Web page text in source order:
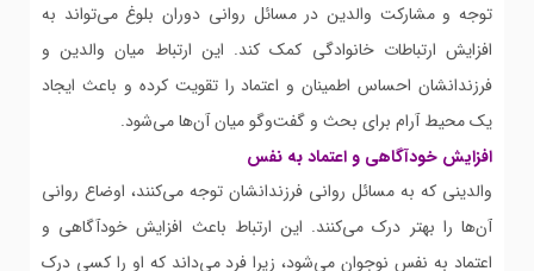
توجه و مشارکت والدین در مسائل روانی دوران بلوغ می‌تواند به
افزایش ارتباطات خانوادگی کمک کند. این ارتباط میان والدین و
فرزندانشان احساس اطمینان و اعتماد را تقویت کرده و باعث ایجاد
یک محیط آرام برای بحث و گفت‌وگو میان آن‌ها می‌شود.
افزایش خودآگاهی و اعتماد به نفس
والدینی که به مسائل روانی فرزندانشان توجه می‌کنند، اوضاع روانی
آن‌ها را بهتر درک می‌کنند. این ارتباط باعث افزایش خودآگاهی و
اعتماد به نفس نوجوان می‌شود، زیرا فرد می‌داند که او را کسی درک